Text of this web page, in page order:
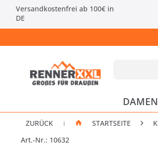
Versandkostenfrei ab 100€ in
DE
DAMEN
ZURÜCK | STARTSEITE
Art.-Nr.: 10632